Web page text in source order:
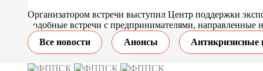
Организатором встречи выступил Центр поддержки
подобные встречи с предпринимателями,
Все новости
Анонсы Антикризисные